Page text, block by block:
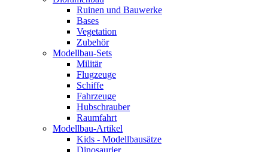
Ruinen und Bauwerke
Bases
Vegetation
Zubehör
Modellbau-Sets
Militär
Flugzeuge
Schiffe
Fahrzeuge
Hubschrauber
Raumfahrt
Modellbau-Artikel
Kids - Modellbausätze
Dinosaurier